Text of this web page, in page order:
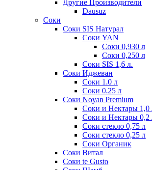
Другие Производители
Dausuz
Соки
Соки SIS Натурал
Соки YAN
Соки 0,930 л
Соки 0,250 л
Соки SIS 1,6 л.
Соки Иджеван
Соки 1.0 л
Соки 0.25 л
Соки Noyan Premium
Соки и Нектары 1,0
Соки и Нектары 0,2
Соки стекло 0,75 л
Соки стекло 0,25 л
Соки Органик
Соки Витал
Соки te Gusto